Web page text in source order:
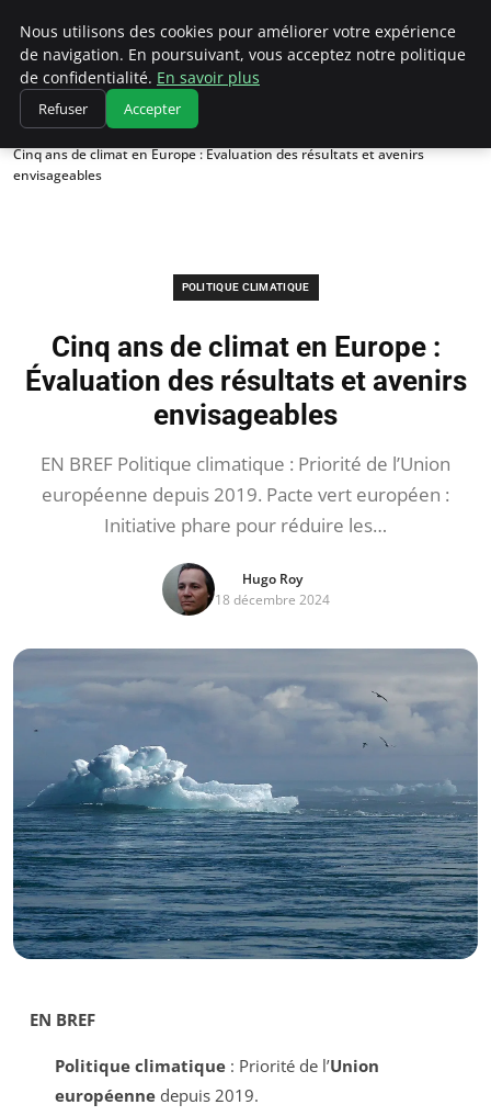
Climatedebtagents
Accueil
Politique climatique
Cinq ans de climat en Europe : Évaluation des résultats et avenirs
envisageables
POLITIQUE CLIMATIQUE
Cinq ans de climat en Europe :
Évaluation des résultats et avenirs
envisageables
EN BREF Politique climatique : Priorité de l’Union
européenne depuis 2019. Pacte vert européen :
Initiative phare pour réduire les…
Hugo Roy
18 décembre 2024
EN BREF
Politique climatique: Priorité de l’Union
européennedepuis 2019.
Nous utilisons des cookies pour améliorer votre expérience
de navigation. En poursuivant, vous acceptez notre politique
de confidentialité. En savoir plus
Refuser Accepter